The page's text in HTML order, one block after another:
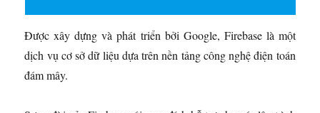
Được xây dựng và phát triển bởi Google, Firebase là một
dịch vụ cơ sở dữ liệu dựa trên nền tảng công nghệ điện toán
đám mây.